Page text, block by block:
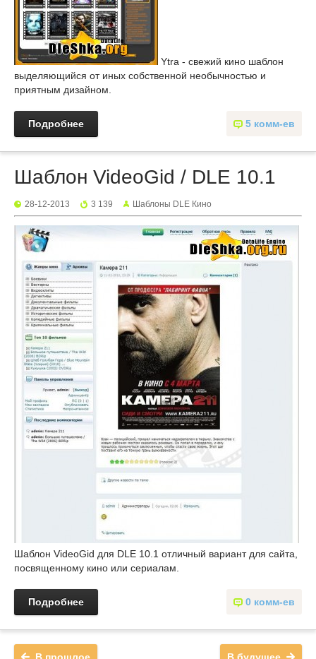
Ytra - свежий кино шаблон
выделяющийся от иных собственной необычностью и
приятным дизайном.
5 комм-ев
Подробнее
Шаблон VideoGid / DLE 10.1
28-12-2013 3 139 Шаблоны DLE Кино
Шаблон VideoGid для DLE 10.1 отличный вариант для сайта,
посвященному кино или сериалам.
0 комм-ев
Подробнее